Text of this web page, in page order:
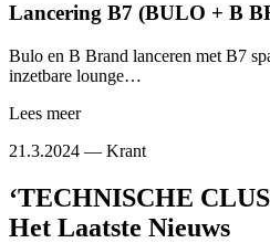
Lancering B7 (BULO + B
Bulo en B Brand lanceren met B7
inzetbare lounge…
Lees meer
21.3.2024 — Krant
‘TECHNISCHE
Het Laatste Nieuws